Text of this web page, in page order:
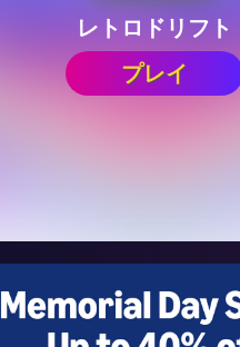
レトロドリフト
プレイ